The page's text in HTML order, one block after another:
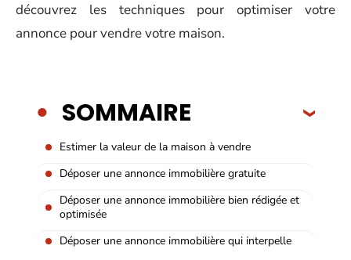
découvrez les techniques pour optimiser votre
annonce pour vendre votre maison.
SOMMAIRE
Estimer la valeur de la maison à vendre
Déposer une annonce immobilière gratuite
Déposer une annonce immobilière bien rédigée et
optimisée
Déposer une annonce immobilière qui interpelle